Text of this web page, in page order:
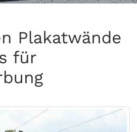
Plakatwände
für